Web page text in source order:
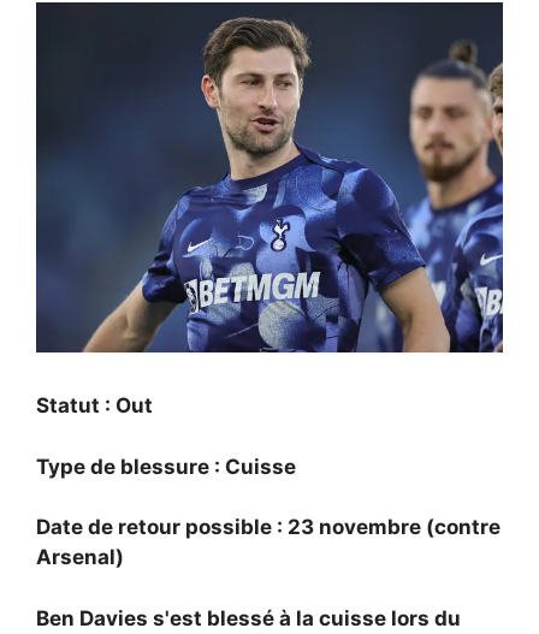
Statut : Out
Type de blessure : Cuisse
Date de retour possible : 23 novembre (contre
Arsenal)
Ben Davies s'est blessé à la cuisse lors du